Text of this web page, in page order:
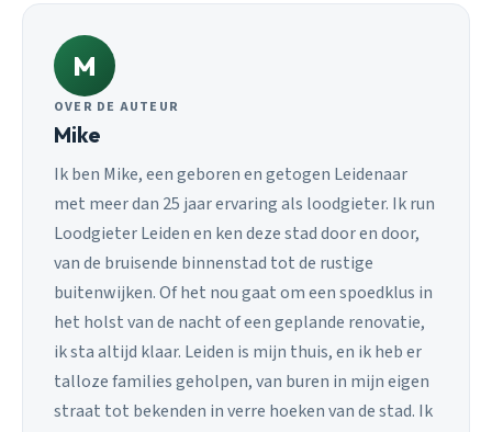
M
OVER DE AUTEUR
Mike
Ik ben Mike, een geboren en getogen Leidenaar
met meer dan 25 jaar ervaring als loodgieter. Ik run
Loodgieter Leiden en ken deze stad door en door,
van de bruisende binnenstad tot de rustige
buitenwijken. Of het nou gaat om een spoedklus in
het holst van de nacht of een geplande renovatie,
ik sta altijd klaar. Leiden is mijn thuis, en ik heb er
talloze families geholpen, van buren in mijn eigen
straat tot bekenden in verre hoeken van de stad. Ik